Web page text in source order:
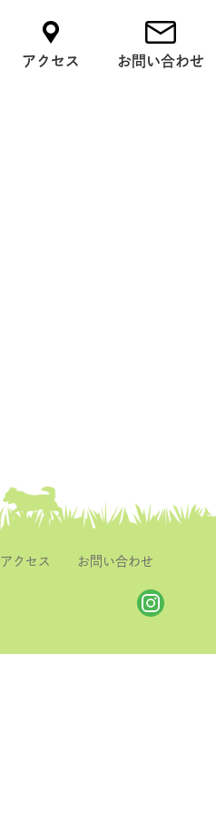
アクセス お問い合わせ
アクセス お問い合わせ